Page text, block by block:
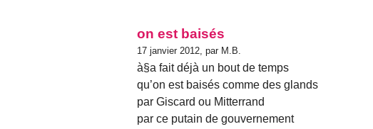
on est baisés
17 janvier 2012, par M.B.
à§a fait déjà un bout de temps
qu’on est baisés comme des glands
par Giscard ou Mitterrand
par ce putain de gouvernement